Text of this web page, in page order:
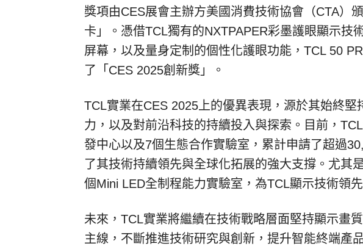
獎項由CES展會主辦方美國消費技術協會（CTA）
卡」
。憑借TCL獨有的NXTPAPER彩墨護眼顯示技
屏幕，以及量身定制的個性化護眼功能， TCL 50
了「 CES 2025創新獎」 。
TCL實業在CES 2025 上的優異表現，源於其始終
力，以及對前沿科技的持續投入與探索。目前， TCL
發中心以及7個生態合作實驗室，累計申請了超過
了其技術持續領先與全球化拓展的強大支撐。尤其
個Mini LED全制程能力實驗室，為TCL顯示技術領
未來， TCL實業將繼續在技術戰略層面堅持顯示畫
主線，不斷推進技術研究與創新，提升智能終端產